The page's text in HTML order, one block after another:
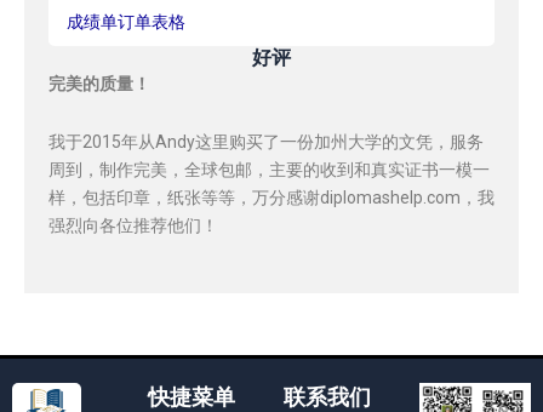
成绩单订单表格
好评
完美的质量！
我于2015年从Andy这里购买了一份加州大学的文凭，服务
周到，制作完美，全球包邮，主要的收到和真实证书一模一
样，包括印章，纸张等等，万分感谢diplomashelp.com，我
强烈向各位推荐他们！
快捷菜单 联系我们